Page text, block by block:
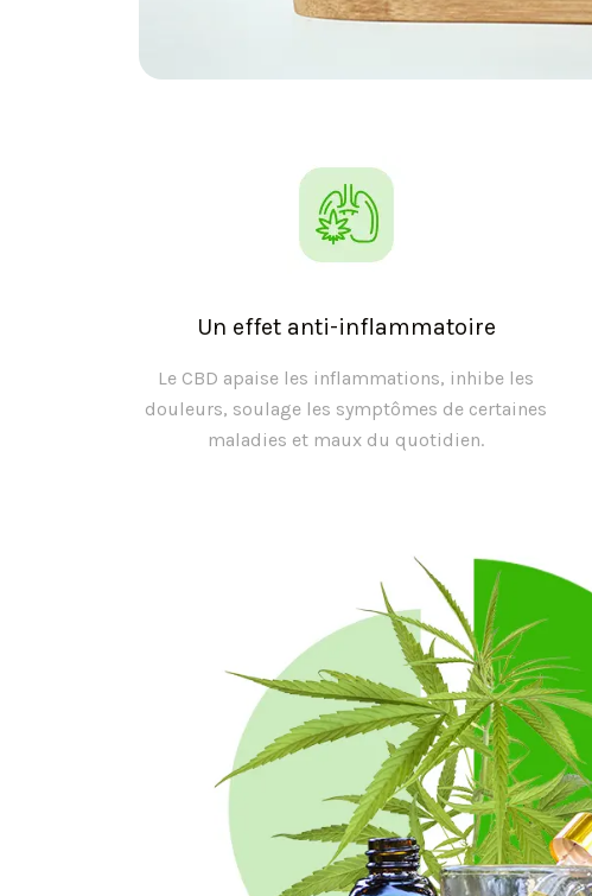
Un effet anti-inflammatoire
Le CBD apaise les inflammations, inhibe les
douleurs, soulage les symptômes de certaines
maladies et maux du quotidien.